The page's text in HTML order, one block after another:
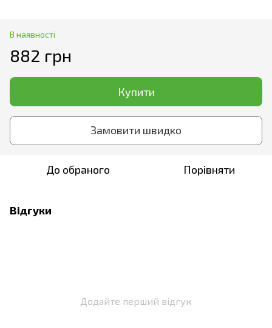
В наявності
882 грн
Купити
Замовити швидко
До обраного Порівняти
Відгуки
Додайте перший відгук